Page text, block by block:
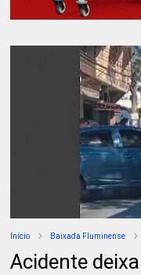
Início Baixada Fluminense
Acidente